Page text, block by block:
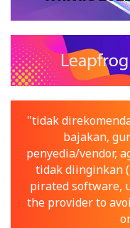
"tidak
bajakan,
penyedia/vendor,
tidak diinginkan
pirated software,
the provider to